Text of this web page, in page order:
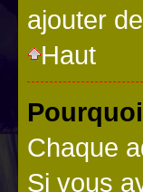
ajouter
Haut
Chaque
Si vous